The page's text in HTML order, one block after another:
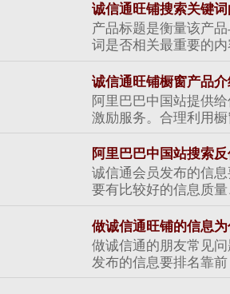
诚信通旺铺搜索关键
产品标题是衡量该产
词是否相关最重要的
诚信通旺铺橱窗产品
阿里巴巴中国站提供
激励服务。合理利用
阿里巴巴中国站搜索
诚信通会员发布的信
要有比较好的信息质
做诚信通旺铺的信息
做诚信通的朋友常见
发布的信息要排名靠